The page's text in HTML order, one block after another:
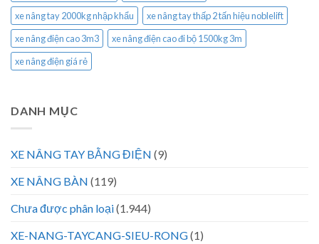
xe nâng tay 2000kg nhập khẩu
xe nâng tay thấp 2 tấn hiệu noblelift
xe nâng điện cao 3m3
xe nâng điện cao đi bộ 1500kg 3m
xe nâng điện giá rẻ
DANH MỤC
XE NÂNG TAY BẰNG ĐIỆN (9)
XE NÂNG BÀN (119)
Chưa được phân loại(1.944)
XE-NANG-TAYCANG-SIEU-RONG(1)